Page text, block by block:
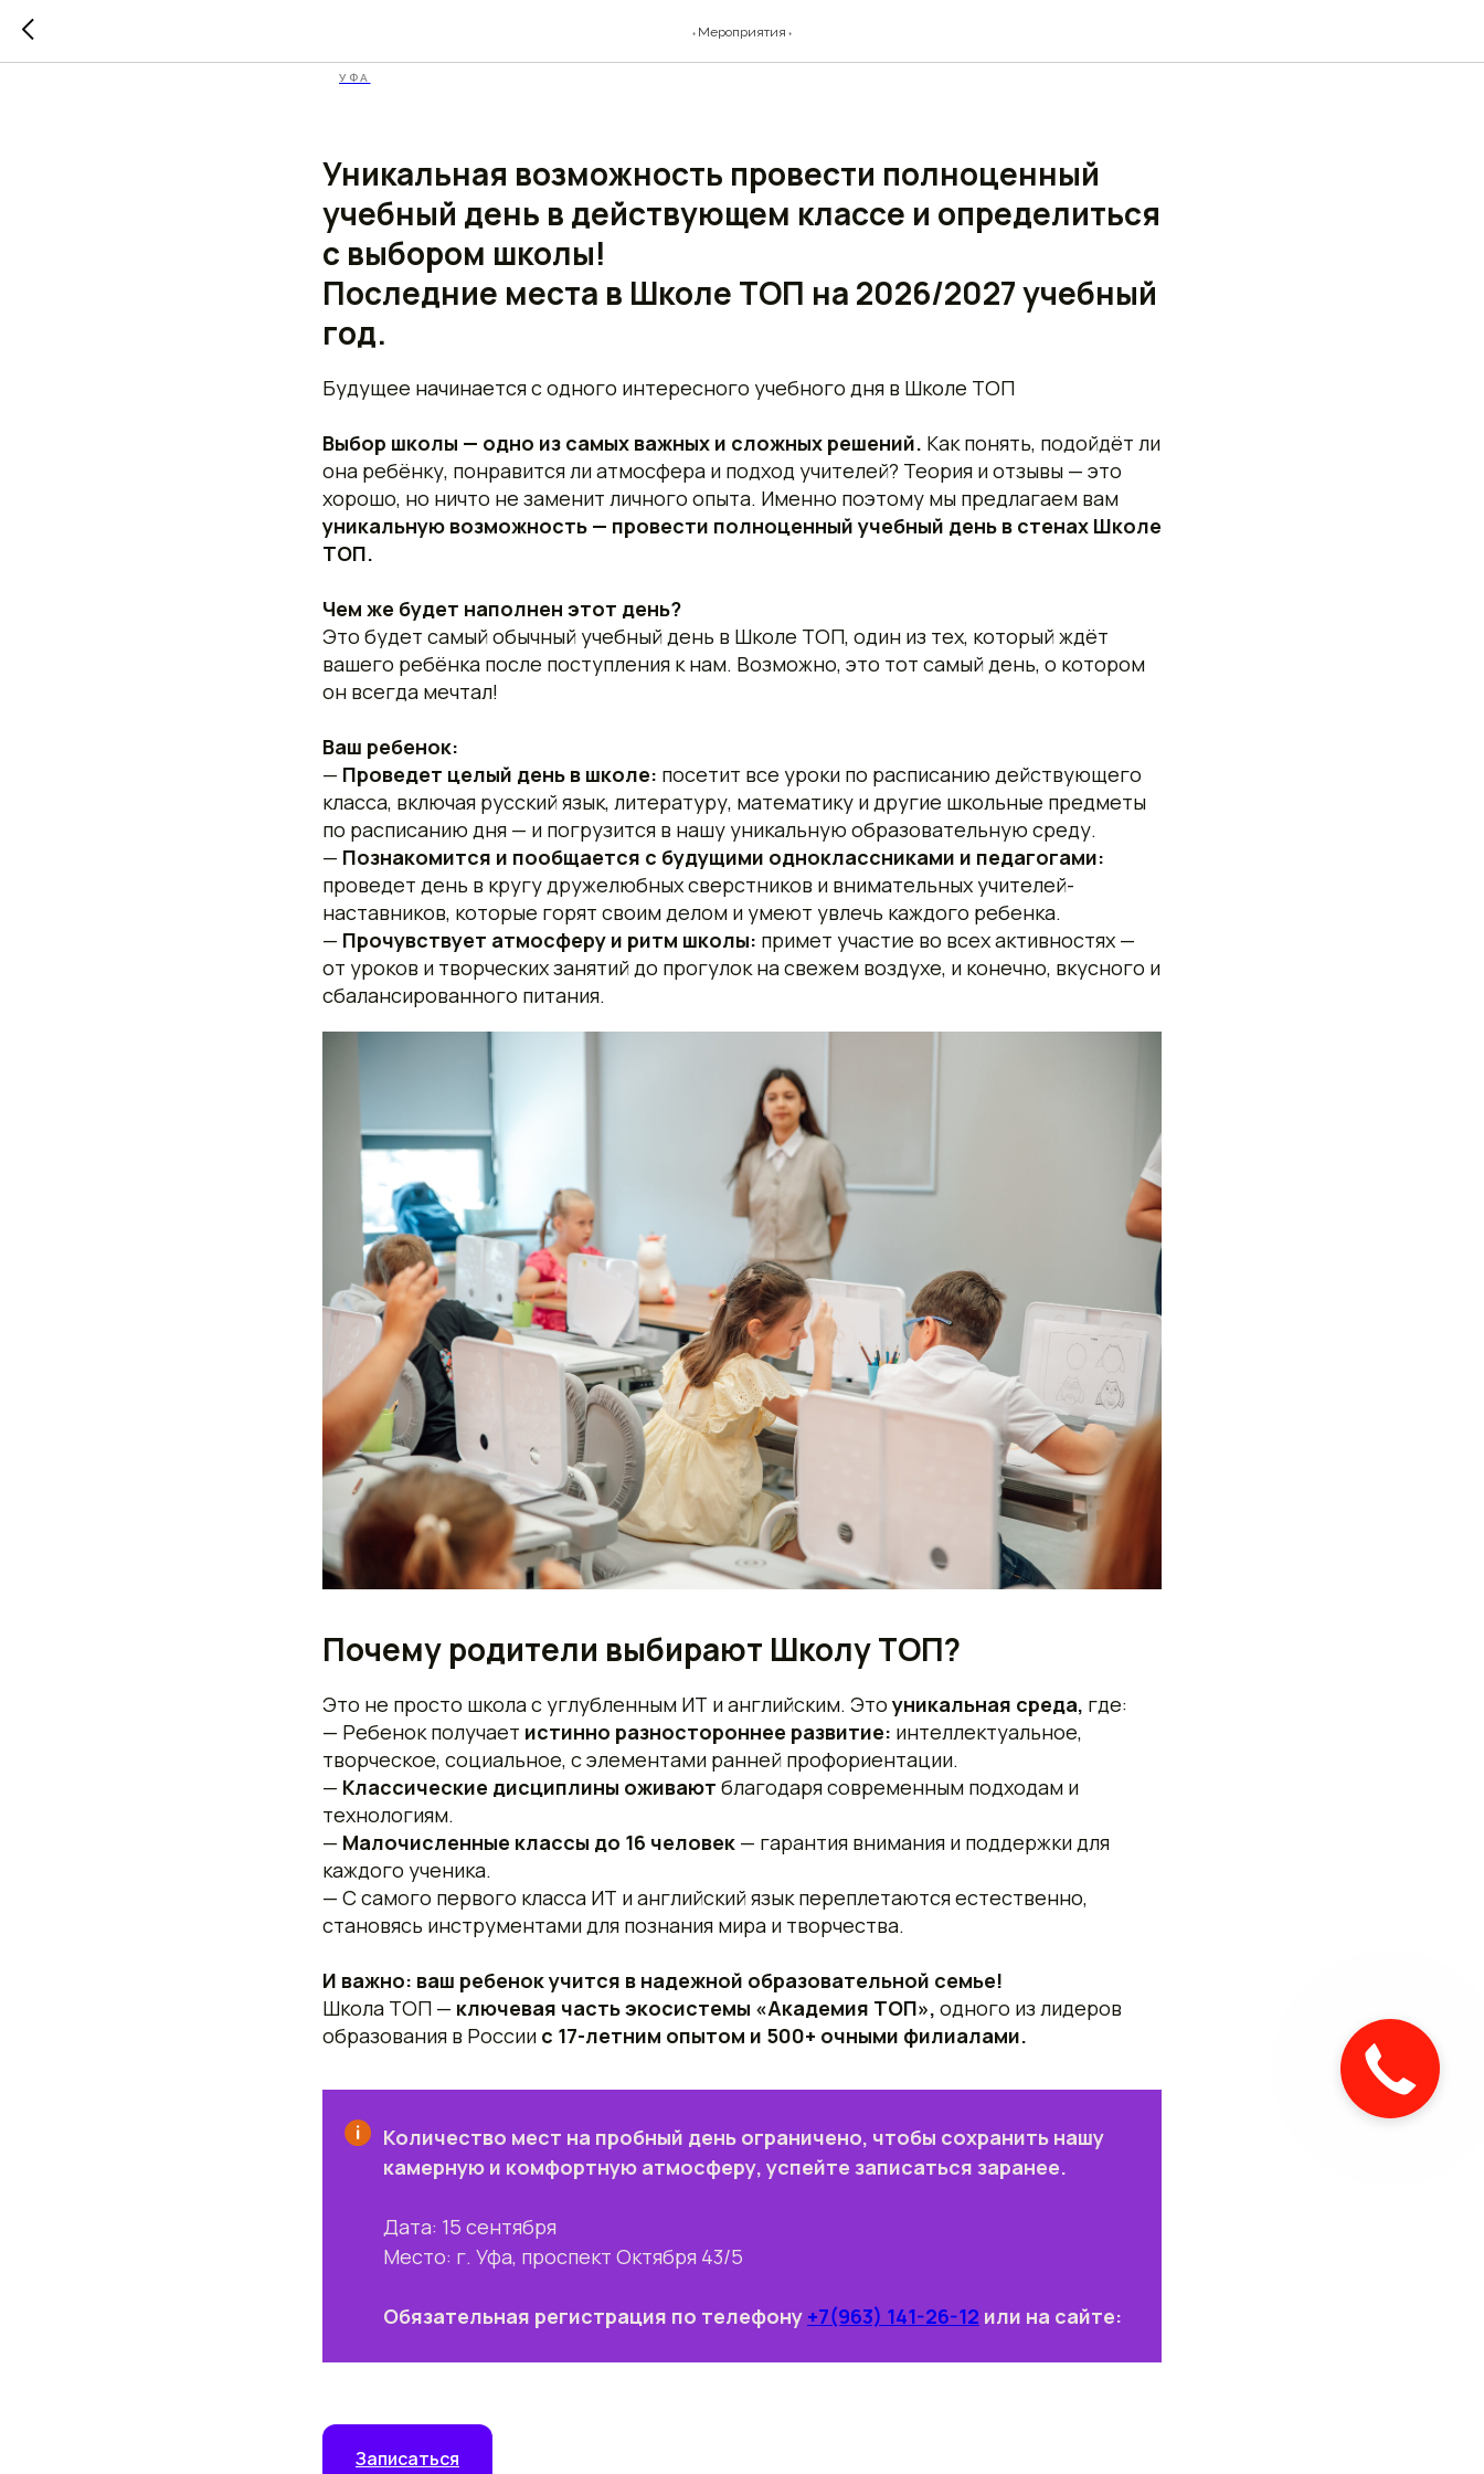
⬫Мероприятия⬫
Пробный день в частной Школе ТОП Уфа
УФА
Уникальная возможность провести полноценный
учебный день в действующем классе и определиться
с выбором школы!
Последние места в Школе ТОП на 2026/2027 учебный
год.
Будущее начинается с одного интересного учебного дня в Школе ТОП
Выбор школы — одно из самых важных и сложных решений. Как понять, подойдёт ли
она ребёнку, понравится ли атмосфера и подход учителей? Теория и отзывы — это
хорошо, но ничто не заменит личного опыта. Именно поэтому мы предлагаем вам
уникальную возможность — провести полноценный учебный день в стенах Школе
ТОП.
Чем же будет наполнен этот день?
Это будет самый обычный учебный день в Школе ТОП, один из тех, который ждёт
вашего ребёнка после поступления к нам. Возможно, это тот самый день, о котором
он всегда мечтал!
Ваш ребенок:
— Проведет целый день в школе: посетит все уроки по расписанию действующего
класса, включая русский язык, литературу, математику и другие школьные предметы
по расписанию дня — и погрузится в нашу уникальную образовательную среду.
— Познакомится и пообщается с будущими одноклассниками и педагогами:
проведет день в кругу дружелюбных сверстников и внимательных учителей-
наставников, которые горят своим делом и умеют увлечь каждого ребенка.
— Прочувствует атмосферу и ритм школы: примет участие во всех активностях —
от уроков и творческих занятий до прогулок на свежем воздухе, и конечно, вкусного и
сбалансированного питания.
Почему родители выбирают Школу ТОП?
Это не просто школа с углубленным ИТ и английским. Это уникальная среда, где:
— Ребенок получает истинно разностороннее развитие: интеллектуальное,
творческое, социальное, с элементами ранней профориентации.
— Классические дисциплины оживают благодаря современным подходам и
технологиям.
— Малочисленные классы до 16 человек — гарантия внимания и поддержки для
каждого ученика.
— С самого первого класса ИТ и английский язык переплетаются естественно,
становясь инструментами для познания мира и творчества.
И важно: ваш ребенок учится в надежной образовательной семье!
Школа ТОП — ключевая часть экосистемы «Академия ТОП», одного из лидеров
образования в России с 17-летним опытом и 500+ очными филиалами.
Количество мест на пробный день ограничено, чтобы сохранить нашу
камерную и комфортную атмосферу, успейте записаться заранее.
Дата: 15 сентября
Место: г. Уфа, проспект Октября 43/5
Обязательная регистрация по телефону +7(963) 141-26-12 или на сайте:
Записаться